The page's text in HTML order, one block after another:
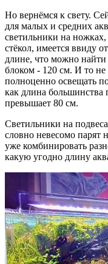
Но вернёмся к свету.
для малых и средних
светильники на
стёкол, имеется ввиду
длине, что можно
блоком - 120 см. И то не
полноценно освещать
как длина большинства
превышает 80 см.
Светильники на
словно невесомо парят
уже комбинировать
какую угодно длину